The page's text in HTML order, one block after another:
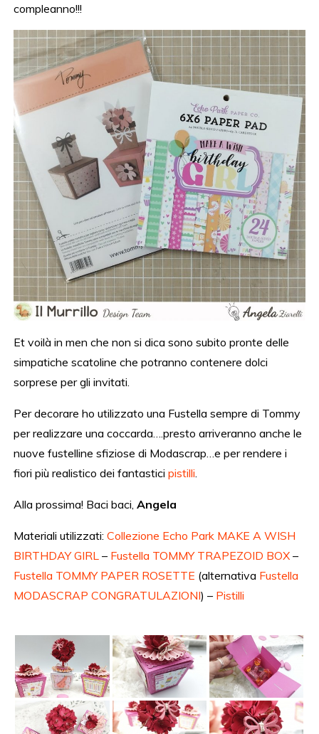
compleanno!!!
Et voilà in men che non si dica sono subito pronte delle
simpatiche scatoline che potranno contenere dolci
sorprese per gli invitati.
Per decorare ho utilizzato una Fustella sempre di Tommy
per realizzare una coccarda….presto arriveranno anche le
nuove fustelline sfiziose di Modascrap…e per rendere i
fiori più realistico dei fantasticipistilli
Alla prossima! Baci baci,Angela
Materiali utilizzati:Collezione Echo Park MAKE A WISH
BIRTHDAY GIRL – Fustella TOMMY TRAPEZOID BOX –
Fustella TOMMY PAPER ROSETTE (alternativa Fustella
MODASCRAP CONGRATULAZIONI) – Pistilli